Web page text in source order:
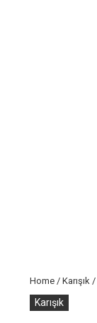
Home / Karışık /
Karışık